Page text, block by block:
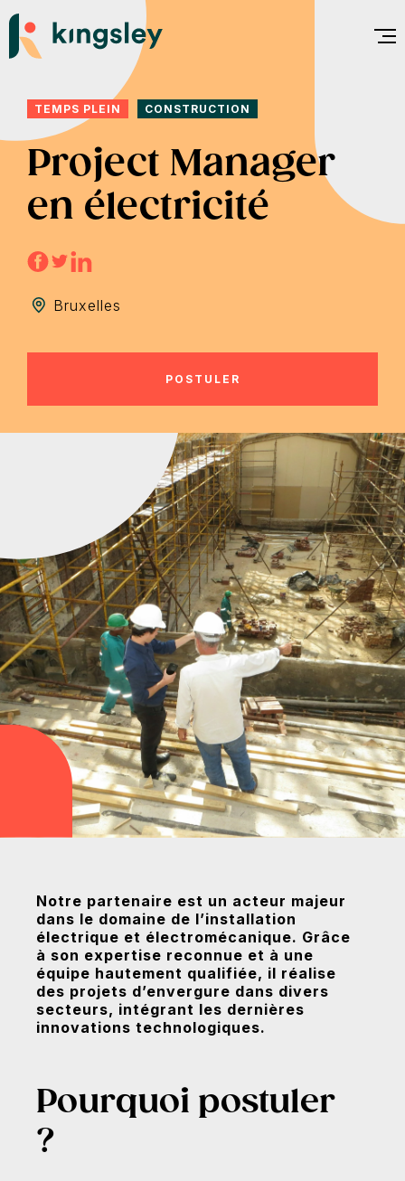
au
contenu
Project Manager
en électricité
TEMPS PLEIN CONSTRUCTION
Bruxelles
POSTULER
Notre partenaire est un acteur majeur
dans le domaine de l’installation
électrique et électromécanique. Grâce
à son expertise reconnue et à une
équipe hautement qualifiée, il réalise
des projets d’envergure dans divers
secteurs, intégrant les dernières
innovations technologiques.
Pourquoi postuler
?